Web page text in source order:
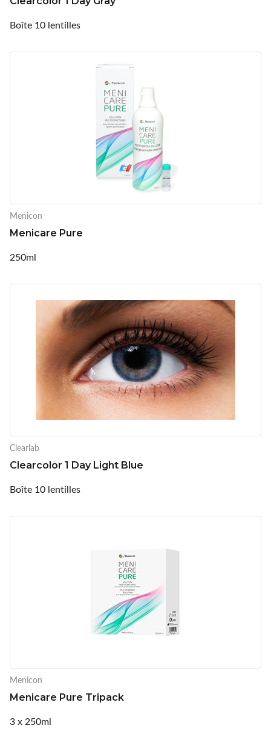
Boîte 10 lentilles
Menicon
Menicare Pure
250ml
Clearlab
Clearcolor 1 Day Light Blue
Boîte 10 lentilles
Menicon
Menicare Pure Tripack
3 x 250ml